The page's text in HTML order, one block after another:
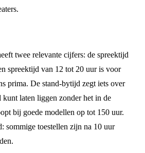
twee relevante cijfers: de spreektijd
spreektijd van 12 tot 20 uur is voor
prima. De stand-bytijd zegt iets over
kunt laten liggen zonder het in de
bij goede modellen op tot 150 uur.
sommige toestellen zijn na 10 uur